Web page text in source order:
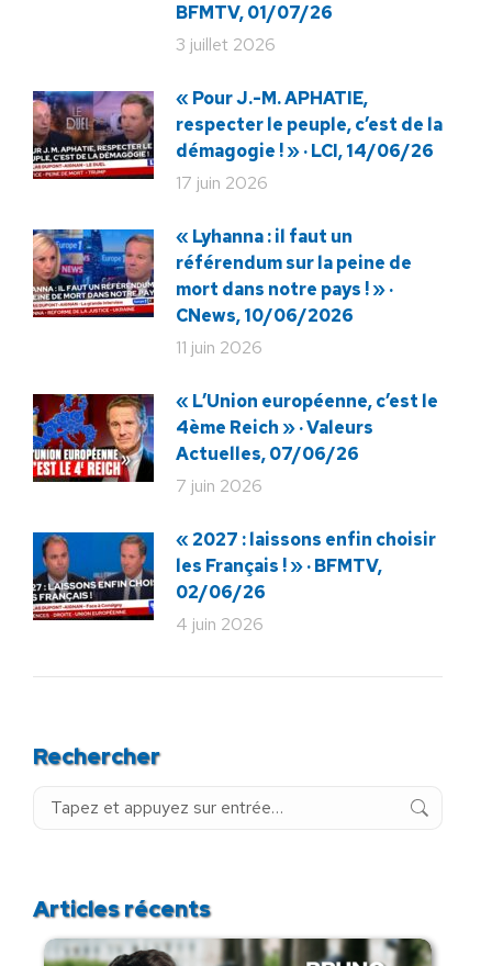
BFMTV, 01/07/26
3 juillet 2026
« Pour J.-M. APHATIE,
respecter le peuple, c’est de la
démagogie ! » · LCI, 14/06/26
17 juin 2026
« Lyhanna : il faut un
référendum sur la peine de
mort dans notre pays ! » ·
CNews, 10/06/2026
11 juin 2026
« L’Union européenne, c’est le
4ème Reich » · Valeurs
Actuelles, 07/06/26
7 juin 2026
« 2027 : laissons enfin choisir
les Français ! » · BFMTV,
02/06/26
4 juin 2026
Rechercher
Recherche
Articles récents